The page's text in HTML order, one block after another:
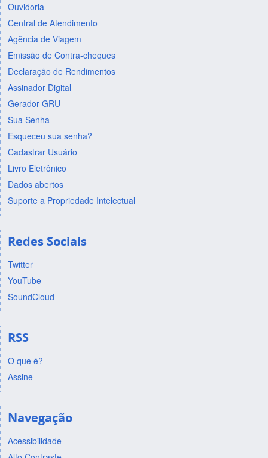
Ouvidoria
Central de Atendimento
Agência de Viagem
Emissão de Contra-cheques
Declaração de Rendimentos
Assinador Digital
Gerador GRU
Sua Senha
Esqueceu sua senha?
Cadastrar Usuário
Livro Eletrônico
Dados abertos
Suporte a Propriedade Intelectual
Redes Sociais
Twitter
YouTube
SoundCloud
RSS
O que é?
Assine
Navegação
Acessibilidade